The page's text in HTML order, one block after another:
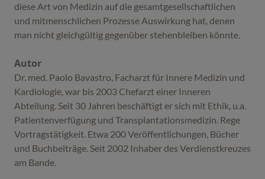
diese Art von Medizin auf die gesamtgesellschaftlichen
und mitmenschlichen Prozesse Auswirkung hat, denen
man nicht gleichgültig gegenüber stehenbleiben könnte.
Autor
Dr. med. Paolo Bavastro, Facharzt für Innere Medizin und
Kardiologie, war bis 2003 Chefarzt einer Inneren
Abteilung. Seit 30 Jahren beschäftigt er sich mit Ethik, u.a.
Patientenverfügung und Transplantationsmedizin. Rege
Vortragstätigkeit. Etwa 200 Veröffentlichungen, Bücher
und Buchbeiträge. Seit 2002 Inhaber des Verdienstkreuzes
am Bande.